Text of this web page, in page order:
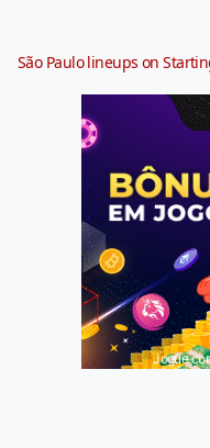
São Paulo lineups on
Jogue